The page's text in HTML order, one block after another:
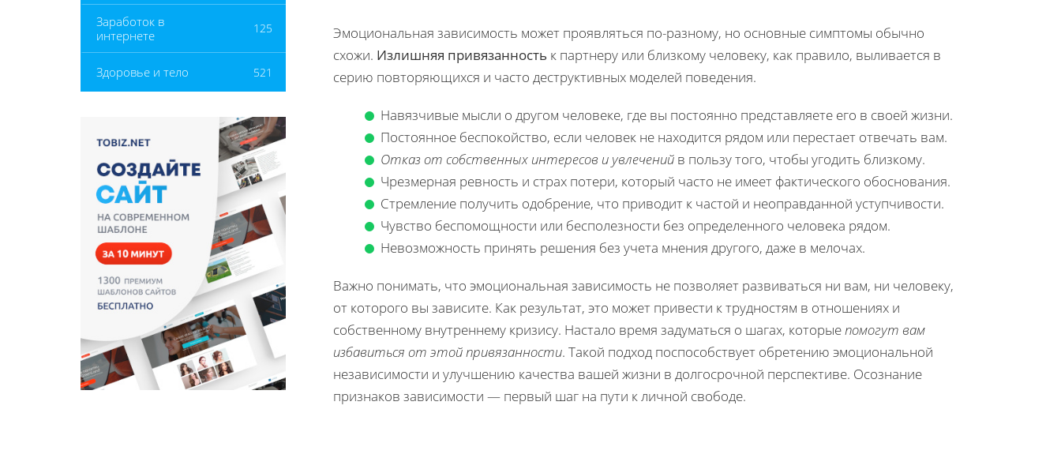
Заработок в
интернете
125
Здоровье и тело 521
Эмоциональная зависимость может проявляться по-разному, но основные симптомы обычно
схожи. Излишняя привязанность к партнеру или близкому человеку, как правило, выливается в
серию повторяющихся и часто деструктивных моделей поведения.
Навязчивые мысли о другом человеке, где вы постоянно представляете его в своей жизни.
Постоянное беспокойство, если человек не находится рядом или перестает отвечать вам.
Отказ от собственных интересов и увлечений в пользу того, чтобы угодить близкому.
Чрезмерная ревность и страх потери, который часто не имеет фактического обоснования.
Стремление получить одобрение, что приводит к частой и неоправданной уступчивости.
Чувство беспомощности или бесполезности без определенного человека рядом.
Невозможность принять решения без учета мнения другого, даже в мелочах.
Важно понимать, что эмоциональная зависимость не позволяет развиваться ни вам, ни человеку,
от которого вы зависите. Как результат, это может привести к трудностям в отношениях и
собственному внутреннему кризису. Настало время задуматься о шагах, которыепомогут вам
избавиться от этой привязанности. Такой подход поспособствует обретению эмоциональной
независимости и улучшению качества вашей жизни в долгосрочной перспективе. Осознание
признаков зависимости — первый шаг на пути к личной свободе.